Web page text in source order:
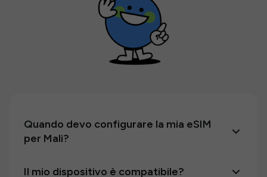
Quando devo configurare la mia eSIM
per Mali?
Il mio dispositivo è compatibile?